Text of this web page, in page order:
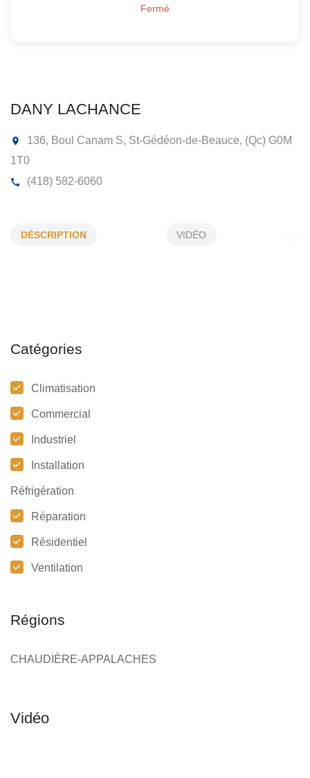
DÉSCRIPTION VIDÉO
Catégories
Climatisation
Commercial
Industriel
Installation
Réfrigération
Réparation
Résidentiel
Ventilation
Régions
CHAUDIÈRE-APPALACHES
Fermé